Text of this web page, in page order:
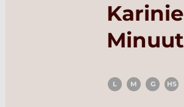
L M G HS